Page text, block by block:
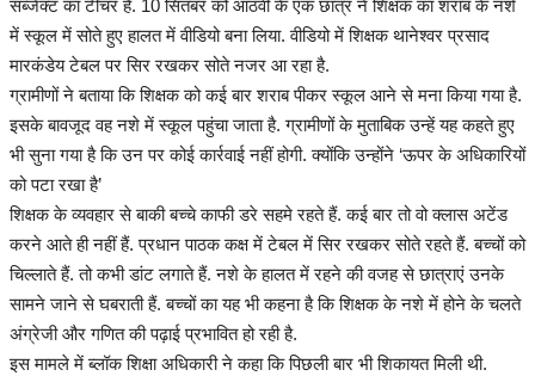
सब्जेक्ट का टीचर है. 10 सितंबर को आठवीं के एक छात्र ने शिक्षक का शराब के नशे
में स्कूल में सोते हुए हालत में वीडियो बना लिया. वीडियो में शिक्षक थानेश्वर प्रसाद
मारकंडेय टेबल पर सिर रखकर सोते नजर आ रहा है.
ग्रामीणों ने बताया कि शिक्षक को कई बार शराब पीकर स्कूल आने से मना किया गया है.
इसके बावजूद वह नशे में स्कूल पहुंचा जाता है. ग्रामीणों के मुताबिक उन्हें यह कहते हुए
भी सुना गया है कि उन पर कोई कार्रवाई नहीं होगी. क्योंकि उन्होंने ‘ऊपर के अधिकारियों
को पटा रखा है’
शिक्षक के व्यवहार से बाकी बच्चे काफी डरे सहमे रहते हैं. कई बार तो वो क्लास अटेंड
करने आते ही नहीं हैं. प्रधान पाठक कक्ष में टेबल में सिर रखकर सोते रहते हैं. बच्चों को
चिल्लाते हैं. तो कभी डांट लगाते हैं. नशे के हालत में रहने की वजह से छात्राएं उनके
सामने जाने से घबराती हैं. बच्चों का यह भी कहना है कि शिक्षक के नशे में होने के चलते
अंग्रेजी और गणित की पढ़ाई प्रभावित हो रही है.
इस मामले में ब्लॉक शिक्षा अधिकारी ने कहा कि पिछली बार भी शिकायत मिली थी.